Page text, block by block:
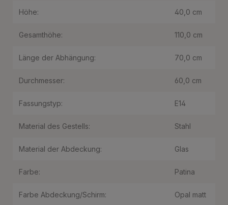
Höhe: 40,0 cm
Gesamthöhe: 110,0 cm
Länge der Abhängung: 70,0 cm
Durchmesser: 60,0 cm
Fassungstyp: E14
Material des Gestells: Stahl
Material der Abdeckung: Glas
Farbe: Patina
Farbe Abdeckung/Schirm: Opal matt